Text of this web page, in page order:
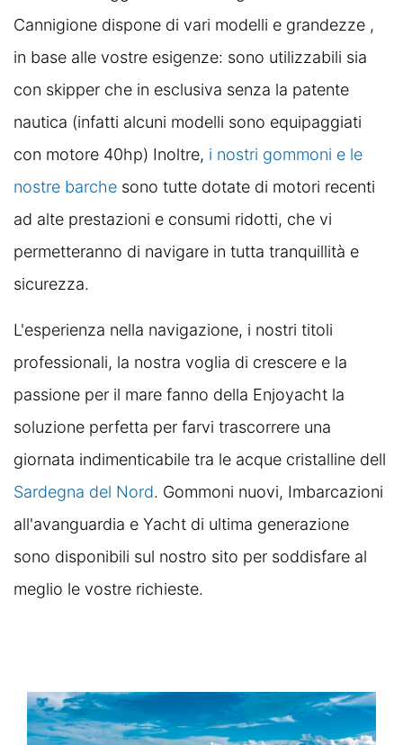
Cannigione dispone di vari modelli e grandezze ,
in base alle vostre esigenze: sono utilizzabili sia
con skipper che in esclusiva senza la patente
nautica (infatti alcuni modelli sono equipaggiati
con motore 40hp) Inoltre, i nostri gommoni e le
nostre barche sono tutte dotate di motori recenti
ad alte prestazioni e consumi ridotti, che vi
permetteranno di navigare in tutta tranquillità e
sicurezza.
L'esperienza nella navigazione, i nostri titoli
professionali, la nostra voglia di crescere e la
passione per il mare fanno della Enjoyacht la
soluzione perfetta per farvi trascorrere una
giornata indimenticabile tra le acque cristalline dell
Sardegna del Nord. Gommoni nuovi, Imbarcazioni
all'avanguardia e Yacht di ultima generazione
sono disponibili sul nostro sito per soddisfare al
meglio le vostre richieste.